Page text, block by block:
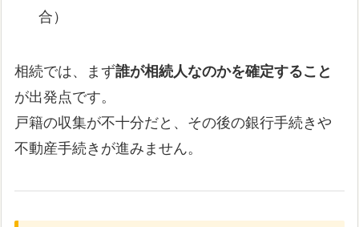
合）
相続では、まず誰が相続人なのかを確定すること
が出発点です。
戸籍の収集が不十分だと、その後の銀行手続きや
不動産手続きが進みません。